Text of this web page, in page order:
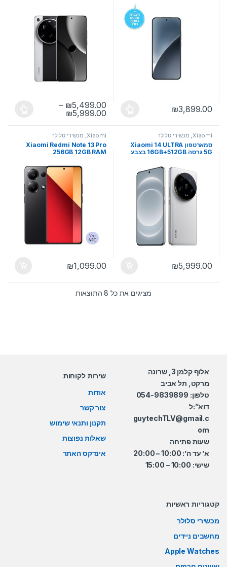
₪3,899.00
למוצר זה יש מספר סוגים. ניתן לבחור את האפשרויות בעמוד המוצר
₪5,499.00
–
₪5,999.00 טווח מחירים: ⁦₪5,499.00⁩ עד ⁦₪5,999.00⁩
למוצר זה יש מספר סוגים. ניתן
Xiaomi
, מכשירי סלולר
סמארטפון Xiaomi 14 ULTRA
5G גרסה 16GB+512GB בצבע
₪5,999.00
Xiaomi
, מכשירי סלולר
Xiaomi Redmi Note 13 Pro
256GB 12GB RAM
₪1,099.00
מציגים את כל ⁦8⁩ התוצאות ממוין לפי הפריט העדכני
אלוף קלמן 3, שרונה
מרקט, תל אביב
טלפון: 054-9839899
דוא”:ל
guytechTLV@gmail.c
om
שעות פתיחה
א’ עד ה’: 10:00 – 20:00
שישי: 10:00 – 15:00
שירות לקוחות
אודות
צור קשר
תקנון ותנאי שימוש
שאלות נפוצות
אינדקס האתר
קטגוריות ראשיות
מכשירי סלולר
מחשבים ניידים
Apple Watches